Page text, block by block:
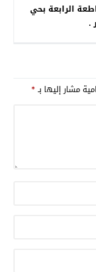
الرابعة بحي
.
مشار إليها بـ*